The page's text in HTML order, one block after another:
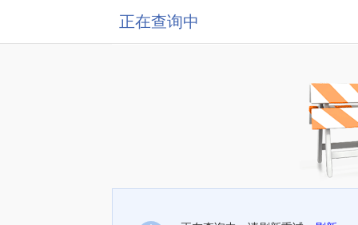
正在查询中